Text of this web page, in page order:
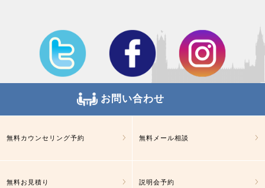
お問い合わせ
無料カウンセリング予約 無料メール相談
無料お見積り 説明会予約